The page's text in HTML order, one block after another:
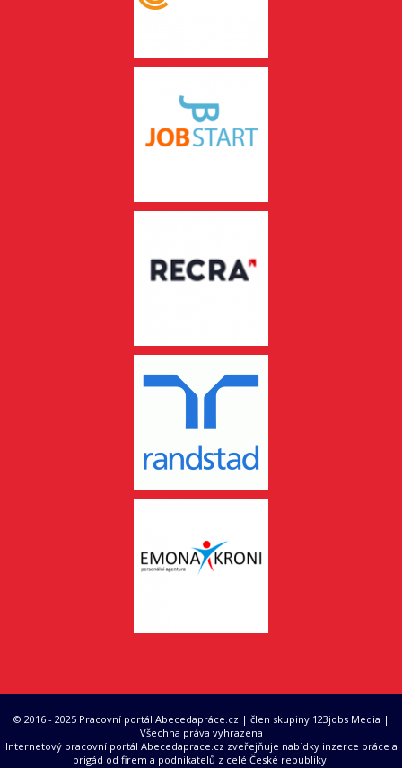
© 2016 - 2025 Pracovní portál Abecedapráce.cz | člen skupiny 123jobs Media |
Všechna práva vyhrazena
Internetový pracovní portál Abecedaprace.cz zveřejňuje nabídky inzerce práce a
brigád od firem a podnikatelů z celé České republiky.